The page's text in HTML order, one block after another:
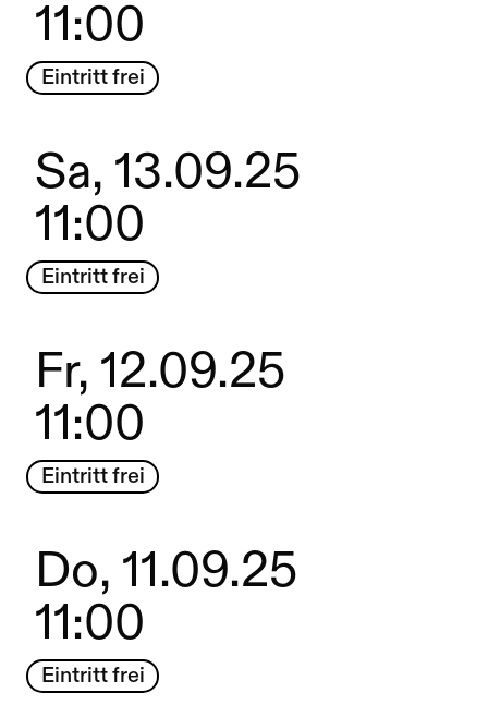
11:00
Eintritt frei
Sa, 13.09.25
11:00
Eintritt frei
Fr, 12.09.25
11:00
Eintritt frei
Do, 11.09.25
11:00
Eintritt frei